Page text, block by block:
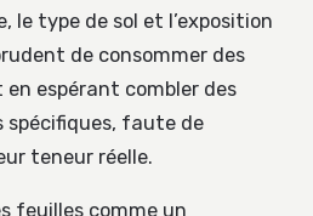
le type de sol et l’exposition
de consommer des
espérant combler des
spécifiques, faute de
teneur réelle.
feuilles comme un